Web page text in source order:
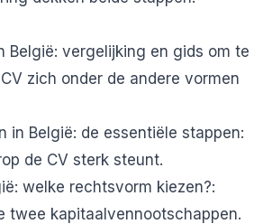
België: vergelijking en gids om te
zich onder de andere vormen
in België: de essentiële stappen:
de CV sterk steunt.
welke rechtsvorm kiezen?:
twee kapitaalvennootschappen.